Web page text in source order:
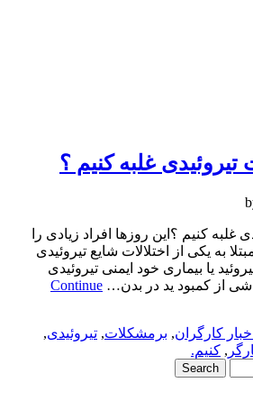
غلبه کنیم ؟
کنیم ؟این روزها افراد زیادی را
به یکی از اختلالات شایع تیروئیدی
یا بیماری خود ایمنی تیروئیدی
از کمبود ید در بدن… Continue
اخبار کارگران, برمشکلات, تیروئیدی,
, کنیم.